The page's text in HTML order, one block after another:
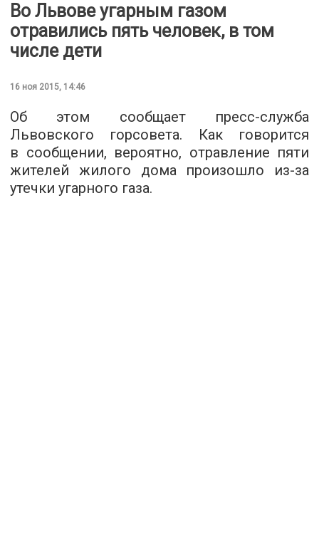
Во Львове угарным газом
отравились пять человек, в том
числе дети
16 ноя 2015, 14:46
Об этом сообщает пресс-служба
Львовского горсовета. Как говорится
в сообщении, вероятно, отравление пяти
жителей жилого дома произошло из-за
утечки угарного газа.